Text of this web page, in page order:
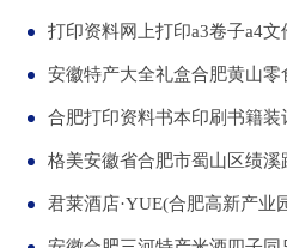
格美安徽省合肥市蜀山区绩溪
君莱酒店·YUE(合肥高新产业